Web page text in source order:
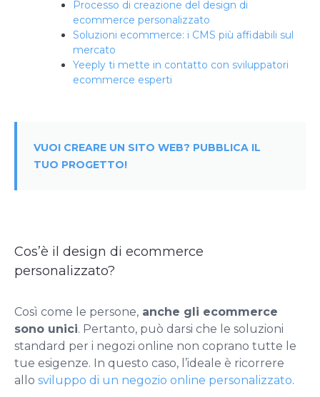
Processo di creazione del design di
ecommerce personalizzato
Soluzioni ecommerce: i CMS più affidabili sul
mercato
Yeeply ti mette in contatto con sviluppatori
ecommerce esperti
VUOI CREARE UN SITO WEB? PUBBLICA IL
TUO PROGETTO!
Cos’è il design di ecommerce
personalizzato?
Così come le persone, anche gli ecommerce
sono unici. Pertanto, può darsi che le soluzioni
standard per i negozi online non coprano tutte le
tue esigenze. In questo caso, l’ideale è ricorrere
allo sviluppo di un negozio online personalizzato.